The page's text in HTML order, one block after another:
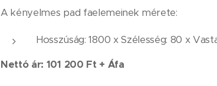
A kényelmes pad faelemeinek mérete:
Hosszúság: 1800 x Szélesség: 80 x
Nettó ár: 101 200 Ft + Áfa